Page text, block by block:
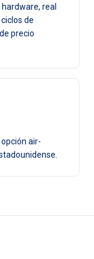
real
de
precio
opción air-